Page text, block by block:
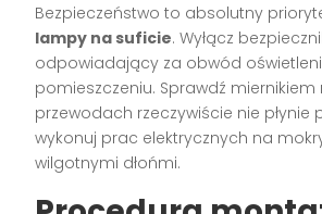
Bezpieczeństwo to absolutny
lampy na suficie. Wyłącz
odpowiadający za obwód
pomieszczeniu. Sprawdź miernikiem
przewodach rzeczywiście nie płynie
wykonuj prac elektrycznych na
wilgotnymi dłońmi.